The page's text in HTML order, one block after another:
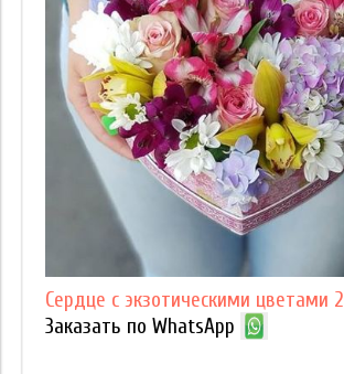
Сердце с экзотическими цветами 2
Заказать по WhatsApp